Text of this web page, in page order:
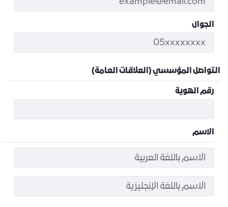
الجوال
التواصل المؤسسي (العلاقات العامة)
رقم الهوية
الاسم